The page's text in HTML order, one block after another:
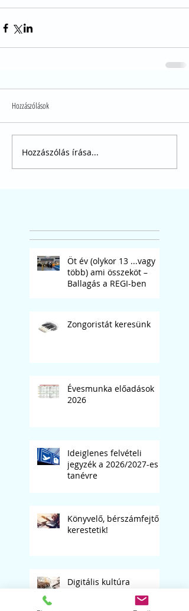
Hozzászólások
Hozzászólás írása...
Öt év (olykor 13 ...vagy
több) ami összeköt –
Ballagás a REGI-ben
Zongoristát keresünk
Évesmunka előadások
2026
Ideiglenes felvételi
jegyzék a 2026/2027-es
tanévre
Könyvelő, bérszámfejtő
kerestetik!
Digitális kultúra
tanárunkat keressük